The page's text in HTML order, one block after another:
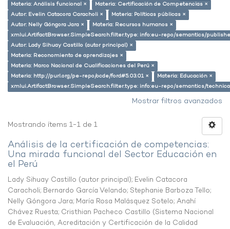
Materia: Análisis funcional ×
Materia: Certificación de Competencias ×
Autor: Evelin Catacora Caracholi ×
Materia: Políticas públicas ×
Autor: Nelly Góngora Jara ×
Materia: Recursos humanos ×
xmlui.ArtifactBrowser.SimpleSearch.filter.type: info:eu-repo/semantics/
Autor: Lady Sihuay Castillo (autor principal) ×
Materia: Reconomiento de aprendizajes ×
Materia: Marco Nacional de Cualificaciones del Perú ×
Materia: http://purl.org/pe-repo/ocde/ford#5.03.01 ×
Materia: Educación ×
xmlui.ArtifactBrowser.SimpleSearch.filter.type: info:eu-repo/semantics/
Mostrar filtros avanzados
Mostrando ítems 1-1 de 1
Análisis de la certificación de competencias:
Una mirada funcional del Sector Educación en
el Perú
Lady Sihuay Castillo (autor principal); Evelin Catacora
Caracholi; Bernardo García Velando; Stephanie Barboza Tello;
Nelly Góngora Jara; María Rosa Malásquez Sotelo; Anahí
Chávez Ruesta; Cristhian Pacheco Castillo (Sistema Nacional
de Evaluación, Acreditación y Certificación de la Calidad